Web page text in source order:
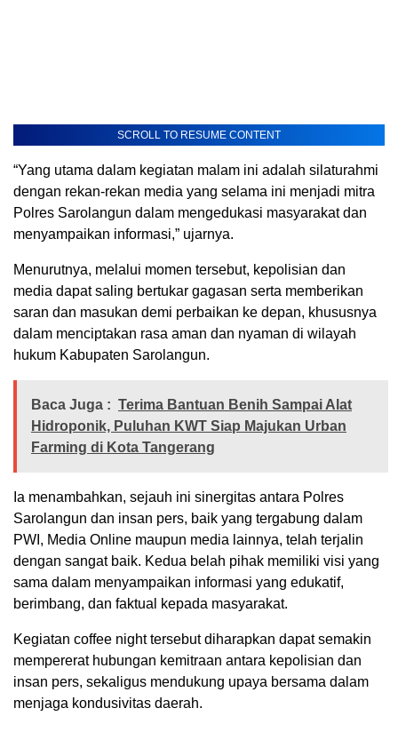
SCROLL TO RESUME CONTENT
“Yang utama dalam kegiatan malam ini adalah silaturahmi
dengan rekan-rekan media yang selama ini menjadi mitra
Polres Sarolangun dalam mengedukasi masyarakat dan
menyampaikan informasi,” ujarnya.
Menurutnya, melalui momen tersebut, kepolisian dan
media dapat saling bertukar gagasan serta memberikan
saran dan masukan demi perbaikan ke depan, khususnya
dalam menciptakan rasa aman dan nyaman di wilayah
hukum Kabupaten Sarolangun.
Baca Juga : Terima Bantuan Benih Sampai Alat
Hidroponik, Puluhan KWT Siap Majukan Urban
Farming di Kota Tangerang
Ia menambahkan, sejauh ini sinergitas antara Polres
Sarolangun dan insan pers, baik yang tergabung dalam
PWI, Media Online maupun media lainnya, telah terjalin
dengan sangat baik. Kedua belah pihak memiliki visi yang
sama dalam menyampaikan informasi yang edukatif,
berimbang, dan faktual kepada masyarakat.
Kegiatan coffee night tersebut diharapkan dapat semakin
mempererat hubungan kemitraan antara kepolisian dan
insan pers, sekaligus mendukung upaya bersama dalam
menjaga kondusivitas daerah.